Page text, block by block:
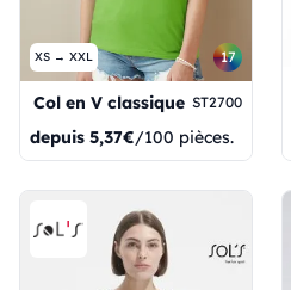
XS → XXL 17
Col en V classique ST2700
depuis 5,37€/100 pièces.